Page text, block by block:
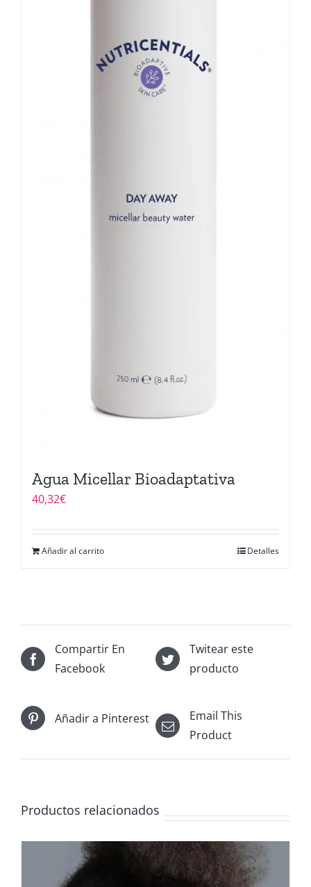
Agua Micellar Bioadaptativa
40,32€
Añadir al carrito Detalles
Compartir En
Facebook
Twitear este
producto
Añadir a Pinterest
Email This
Product
Productos relacionados